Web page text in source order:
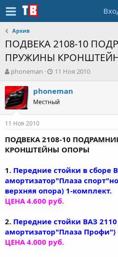
Архив
ПОДВЕКА 2108-10
ПРУЖИНЫ
А
т
о
р
т
е
ы
phoneman
Д
т
а
н
а
л
а
11 Ноя 2010
phoneman
Местный
11 Ноя 2010
ПОДВЕКА 2108-10
КРОНШТЕЙНЫ ОПОРЫ
1. Передние стойки в сборе
амортизатор"Плаза
верхняя опора) 1-комплект.
ЦЕНА 4.600 руб.
2. Передние стойки ВАЗ
амортизатор"Плаза Профи")
ЦЕНА 4.000 руб.